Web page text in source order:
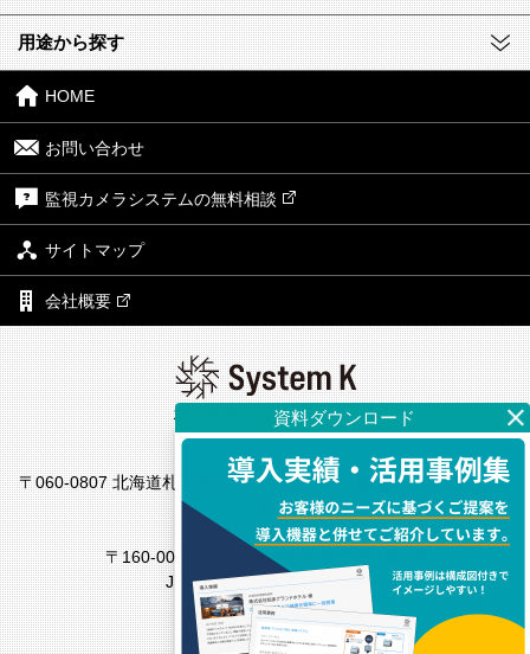
用途から探す
HOME
お問い合わせ
監視カメラシステムの無料相談
サイトマップ
会社概要
株式会社システム・ケイ
本社
〒060-0807 北海道札幌市北区北7条西4丁目1番地2 KDX札幌ビル7
東京支社
〒160-0022 東京都新宿区新宿4丁目1番6号
JR新宿ミライナタワー18F